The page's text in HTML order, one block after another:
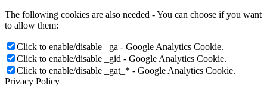
The following cookies are also needed - You can choose if you want
to allow them:
Click to enable/disable _ga - Google Analytics Cookie.
Click to enable/disable _gid - Google Analytics Cookie.
Click to enable/disable _gat_* - Google Analytics Cookie.
Privacy Policy